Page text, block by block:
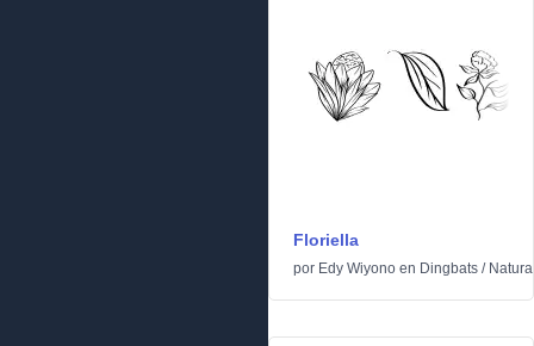
Floriella
por Edy Wiyono en Dingbats /